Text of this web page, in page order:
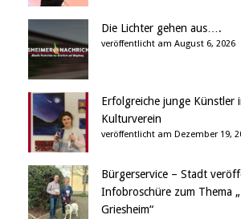
Die Lichter gehen aus….
veröffentlicht am August 6, 2026
Erfolgreiche junge Künstler
Kulturverein
veröffentlicht am Dezember 19,
Bürgerservice – Stadt
Infobroschüre zum Thema
Griesheim“